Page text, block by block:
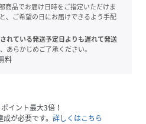
品でお届け日時をご指定いただけま
、ご希望の日にお届けできるよう手配
れている発送予定日よりも遅れて発送
あらかじめご了承ください。
料
イント最大3倍！
が必要です。 詳しくはこちら